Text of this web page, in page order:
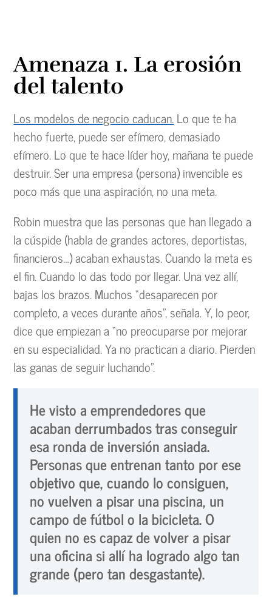
Amenaza 1. La erosión
del talento
Los modelos de negocio caducan.Lo que te ha
hecho fuerte, puede ser efímero, demasiado
efímero. Lo que te hace líder hoy, mañana te puede
destruir. Ser una empresa (persona) invencible es
poco más que una aspiración, no una meta.
Robin muestra que las personas que han llegado a
la cúspide (habla de grandes actores, deportistas,
financieros…) acaban exhaustas. Cuando la meta es
el fin. Cuando lo das todo por llegar. Una vez allí,
bajas los brazos. Muchos “desaparecen por
completo, a veces durante años”, señala. Y, lo peor,
dice que empiezan a “no preocuparse por mejorar
en su especialidad. Ya no practican a diario. Pierden
las ganas de seguir luchando”.
He visto a emprendedores que
acaban derrumbados tras conseguir
esa ronda de inversión ansiada.
Personas que entrenan tanto por ese
objetivo que, cuando lo consiguen,
no vuelven a pisar una piscina, un
campo de fútbol o la bicicleta. O
quien no es capaz de volver a pisar
una oficina si allí ha logrado algo tan
grande (pero tan desgastante).